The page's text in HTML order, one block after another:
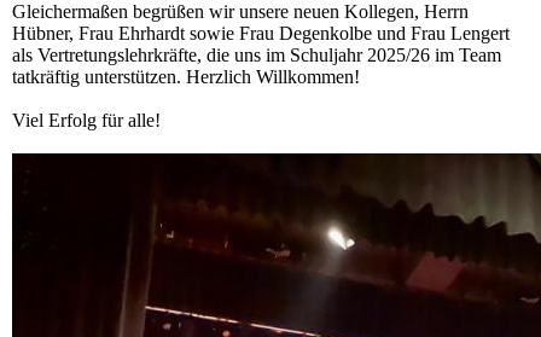
Gleichermaßen begrüßen wir unsere neuen Kollegen, Herrn
Hübner, Frau Ehrhardt sowie Frau Degenkolbe und Frau Lengert
als Vertretungslehrkräfte, die uns im Schuljahr 2025/26 im Team
tatkräftig unterstützen. Herzlich Willkommen!
Viel Erfolg für alle!